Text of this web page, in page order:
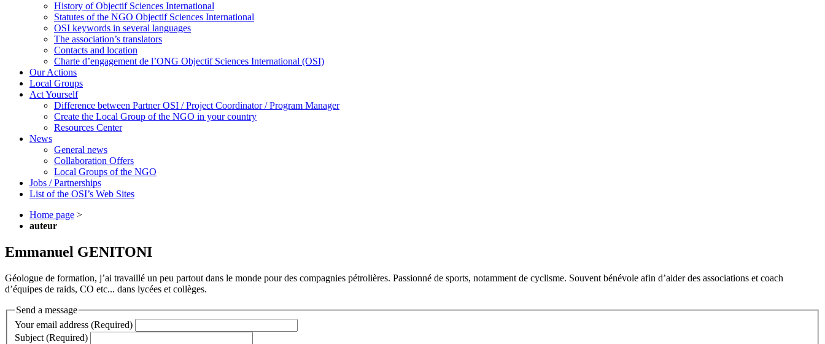
History of Objectif Sciences International
Statutes of the NGO Objectif Sciences International
OSI keywords in several languages
The association’s translators
Contacts and location
Charte d’engagement de l’ONG Objectif Sciences International (OSI)
Our Actions
Local Groups
Act Yourself
Difference between Partner OSI / Project Coordinator / Program Manager
Create the Local Group of the NGO in your country
Resources Center
News
General news
Collaboration Offers
Local Groups of the NGO
Jobs / Partnerships
List of the OSI’s Web Sites
Home page >
auteur
Emmanuel GENITONI
Géologue de formation, j’ai travaillé un peu partout dans le monde pour des compagnies pétrolières. Passionné de sports, notamment de cyclisme. Souvent bénévole afin d’aider des associations et coach
d’équipes de raids, CO etc... dans lycées et collèges.
Send a message
Your email address (Required)
Subject (Required)